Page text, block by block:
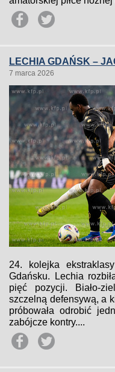
LECHIA GDAŃSK –
7 marca 2026
24. kolejka
Gdańsku. Lechia
pięć pozycji. Biało-
szczelną defensywą, a
próbowała odrobić
zabójcze kontry....